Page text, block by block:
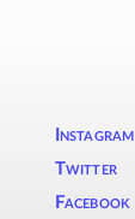
Instagram
Twitter
Facebook